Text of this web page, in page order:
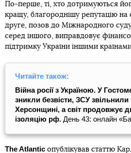
По-перше, ті, хто дотримуються
кращу, благороднішу репутацію на
друге, позов до Міжнародного
серед іншого, виправдовує
підтримку України іншими
Читайте також:
Війна росії з Україною. У
зникли безвісти, ЗСУ звільнили
Херсонщині, а світ продовжує
ізоляцію рф. День 43: онлайн
The Atlantic опублікував статтю